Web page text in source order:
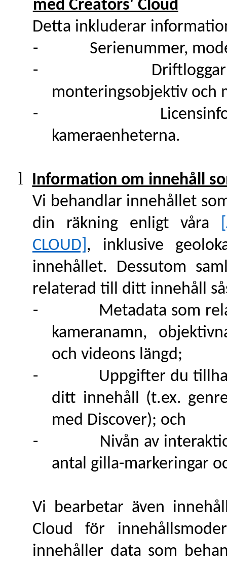
med Creators' Cloud
Detta inkluderar
-
Serienummer,
-
monteringsobjektiv och
-
kameraenheterna.
l
Information om innehåll
Vi behandlar innehållet
din räkning enligt våra
CLOUD] , inklusive
innehållet. Dessutom
relaterad till ditt innehåll
-
Metadata som
kameranamn,
och videons längd;
-
Uppgifter du
ditt innehåll (t.ex.
med Discover); och
-
Nivån av
antal gilla-markeringar
Vi bearbetar även
Cloud för
innehåller data som